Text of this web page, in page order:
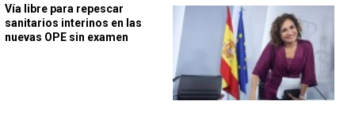
Vía libre para repescar
sanitarios interinos en las
nuevas OPE sin examen